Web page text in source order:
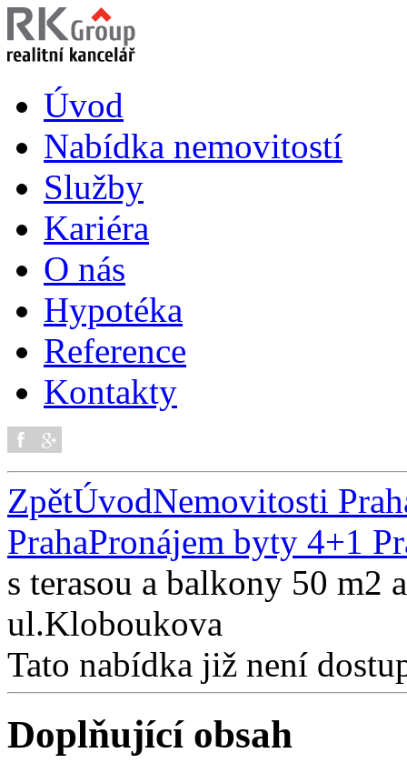
Úvod
Nabídka nemovitostí
Služby
Kariéra
O nás
Hypotéka
Reference
Kontakty
ZpětÚvodNemovitosti
PrahaPronájem byty 4+1
s terasou a balkony 50 m2
ul.Kloboukova
Tato nabídka již není
Doplňující obsah